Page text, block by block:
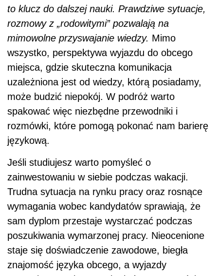
to klucz do dalszej nauki. Prawdziwe sytuacje,
rozmowy z „rodowitymi” pozwalają na
mimowolne przyswajanie wiedzy. Mimo
wszystko, perspektywa wyjazdu do obcego
miejsca, gdzie skuteczna komunikacja
uzależniona jest od wiedzy, którą posiadamy,
może budzić niepokój. W podróż warto
spakować więc niezbędne przewodniki i
rozmówki, które pomogą pokonać nam barierę
językową.
Jeśli studiujesz warto pomyśleć o
zainwestowaniu w siebie podczas wakacji.
Trudna sytuacja na rynku pracy oraz rosnące
wymagania wobec kandydatów sprawiają, że
sam dyplom przestaje wystarczać podczas
poszukiwania wymarzonej pracy. Nieocenione
staje się doświadczenie zawodowe, biegła
znajomość języka obcego, a wyjazdy